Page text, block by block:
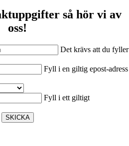
så hör vi av
oss!
Det krävs att du fyller
Fyll i en giltig epost-adress
Fyll i ett giltigt
SKICKA